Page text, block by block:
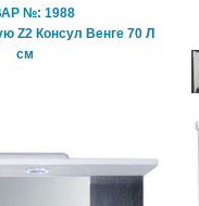
№: 1988
Z2 Консул Венге 70 Л
см